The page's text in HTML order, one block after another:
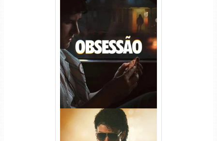
Obsessão Torrent (2026)
WEB-DL 1080p/4K Dual
Áudio